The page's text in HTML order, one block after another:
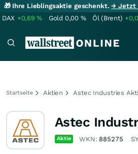
🎁 Ihre Lieblingsaktie geschenkt.→ Jetzt
DAX +0,69% Gold 0,00 % Öl (Brent)
Startseite Aktien Astec Industries
Astec
Aktie WKN: 885275